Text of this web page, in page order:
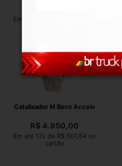
Em até 12x de R$ 501,64 no
Catalisador M Benz Accelo
R$ 4.950,00
Em até 12x de R$ 501,64 no
cartão